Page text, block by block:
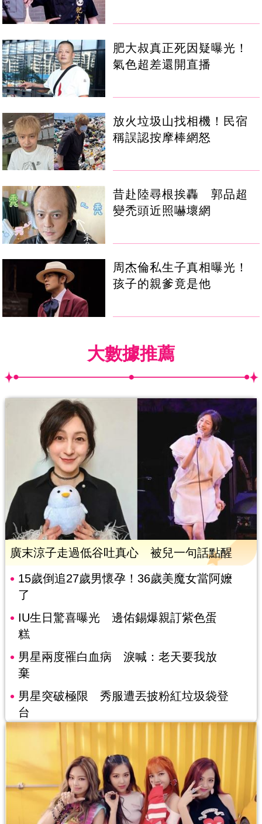
肥大叔真正死因疑曝光！
氣色超差還開直播
放火垃圾山找相機！民宿
稱誤認按摩棒網怒
昔赴陸尋根挨轟 郭品超
變禿頭近照嚇壞網
周杰倫私生子真相曝光！
孩子的親爹竟是他
大數據推薦
廣末涼子走過低谷吐真心 被兒一句話點醒
15歲倒追27歲男懷孕！36歲美魔女當阿嬤
了
IU生日驚喜曝光 邊佑錫爆親訂紫色蛋
糕
男星兩度罹白血病 淚喊：老天要我放
棄
男星突破極限 秀服遭丟披粉紅垃圾袋登
台